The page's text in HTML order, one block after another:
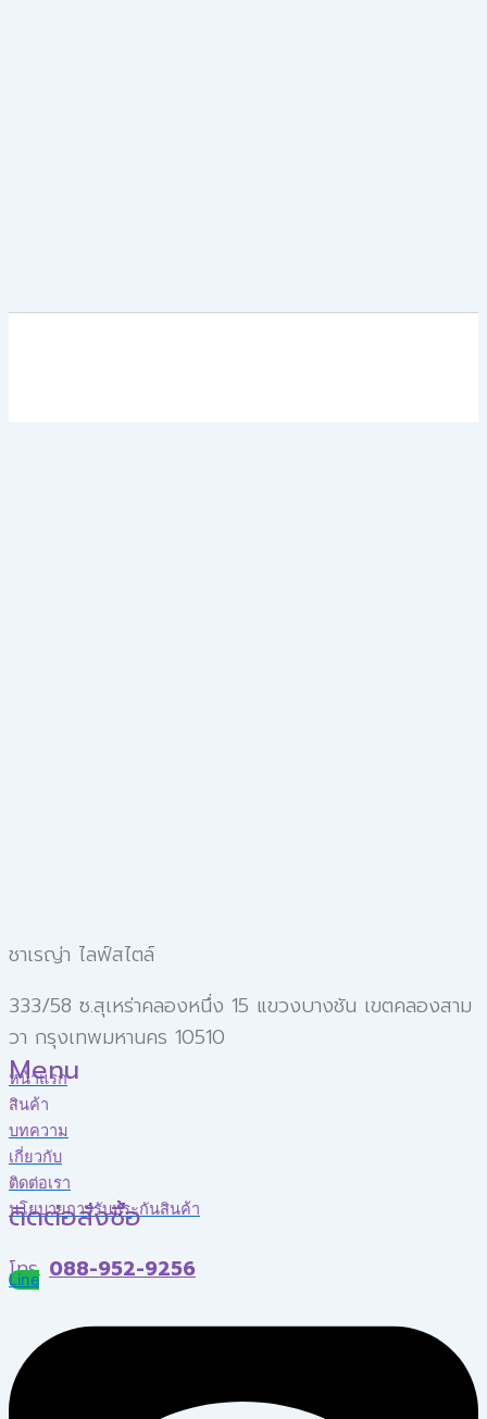
ชาเรญ่า ไลฟ์สไตล์
333/58 ซ.สุเหร่าคลองหนึ่ง 15 แขวงบางชัน เขตคลองสาม
วา กรุงเทพมหานคร 10510
Menu
หน้าแรก
สินค้า
บทความ
เกี่ยวกับ
ติดต่อเรา
นโยบายการรับประกันสินค้า
ติดต่อสั่งซื้อ
โทร. 088-952-9256
Line